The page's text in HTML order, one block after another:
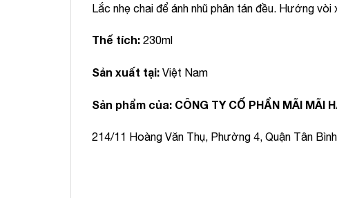
Lắc nhẹ chai để ánh nhũ phân tán đều. Hướng
Thể tích: 230ml
Sản xuất tại: Việt Nam
Sản phẩm của: CÔNG TY CỐ PHẨN MÃI MÃI
214/11 Hoàng Văn Thụ, Phường 4, Quận Tân